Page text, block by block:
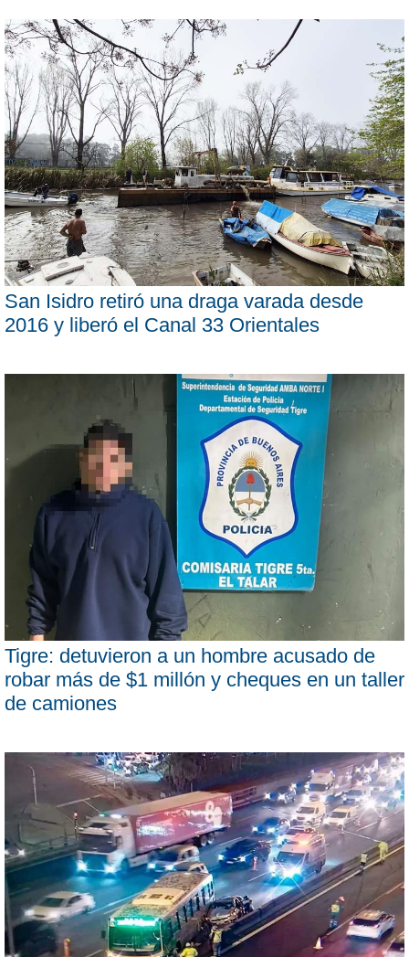
San Isidro retiró una draga varada desde
2016 y liberó el Canal 33 Orientales
Tigre: detuvieron a un hombre acusado de
robar más de $1 millón y cheques en un taller
de camiones